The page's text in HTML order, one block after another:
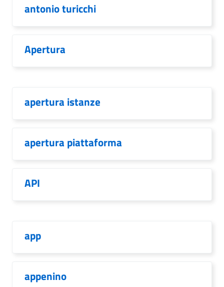
antonio turicchi
Apertura
apertura istanze
apertura piattaforma
API
app
appenino